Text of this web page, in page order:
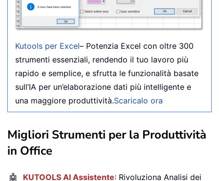
Kutools per Excel– Potenzia Excel con oltre 300
strumenti essenziali, rendendo il tuo lavoro più
rapido e semplice, e sfrutta le funzionalità basate
sull’IA per un’elaborazione dati più intelligente e
una maggiore produttività.Scaricalo ora
Migliori Strumenti per la Produttività
in Office
🤖 KUTOOLS AI Assistente: Rivoluziona Analisi dei